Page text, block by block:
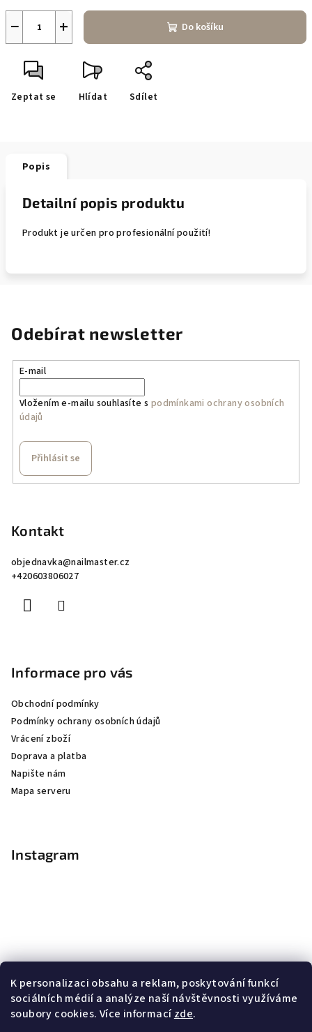
K personalizaci obsahu a reklam, poskytování funkcí
sociálních médií a analýze naší návštěvnosti využíváme
soubory cookies. Více informacízde.
+
− Do košíku
Zeptat se Hlídat Sdílet
Popis
Detailní popis produktu
Produkt je určen pro profesionální použití!
Odebírat newsletter
E-mail
Vložením e-mailu souhlasíte s podmínkami ochrany osobních
údajů
Přihlásit se
Kontakt
objednavka@nailmaster.cz
+420603806027
Informace pro vás
Obchodní podmínky
Podmínky ochrany osobních údajů
Vrácení zboží
Doprava a platba
Napište nám
Mapa serveru
Instagram